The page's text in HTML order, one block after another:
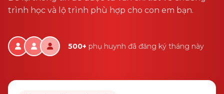
trình học và lộ trình phù hợp cho con em bạn.
500+ phụ huynh đã đăng ký tháng này